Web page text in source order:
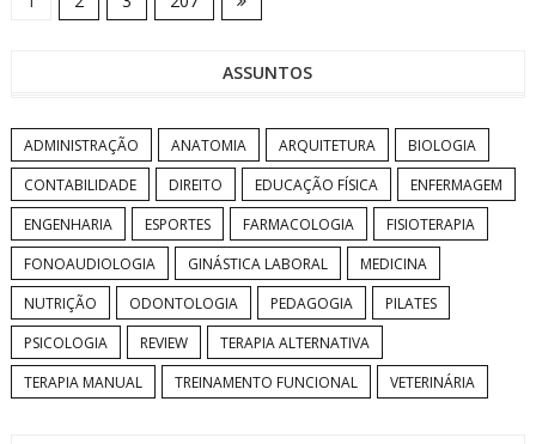
ASSUNTOS
ADMINISTRAÇÃO ANATOMIA ARQUITETURA
BIOLOGIA
CONTABILIDADE
DIREITO EDUCAÇÃO FÍSICA
ENFERMAGEM
ENGENHARIA
ESPORTES FARMACOLOGIA
FISIOTERAPIA
FONOAUDIOLOGIA
GINÁSTICA LABORAL
MEDICINA
NUTRIÇÃO
ODONTOLOGIA PEDAGOGIA
PILATES
PSICOLOGIA
REVIEW
TERAPIA ALTERNATIVA
TERAPIA MANUAL
TREINAMENTO FUNCIONAL VETERINÁRIA